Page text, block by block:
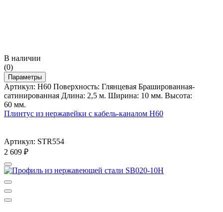
В наличии
(0)
Параметры
Артикул: Н60 Поверхность: Глянцевая Брашированная-
сатинированная Длина: 2,5 м. Ширина: 10 мм. Высота:
60 мм.
Плинтус из нержавейки с кабель-каналом Н60
Артикул: STR554
2 609 ₽